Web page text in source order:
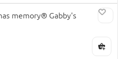
memory® Gabby's